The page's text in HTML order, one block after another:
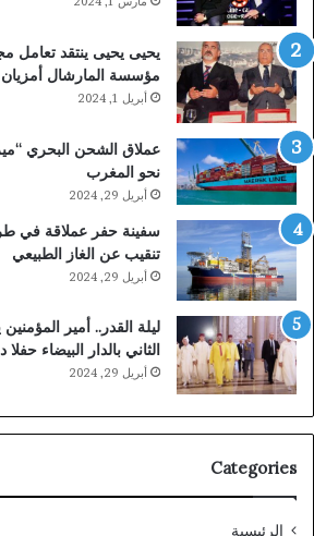
يحيى يحيى ينتقد تعامل
مؤسسة المارشال
أبريل 1, 2024
عملاق الشحن البحري
نحو المغرب
أبريل 29, 2024
سفينة حفر عملاقة في
تنقيب عن الغاز الطبيعي
أبريل 29, 2024
ليلة القدر.. أمير
الثاني بالدار البيضاء حفلا
أبريل 29, 2024
Categories
الرئيسية